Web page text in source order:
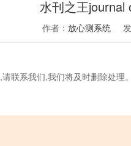
水刊之王journal
作者： 放心测系统
联系我们,我们将及时删除处理。